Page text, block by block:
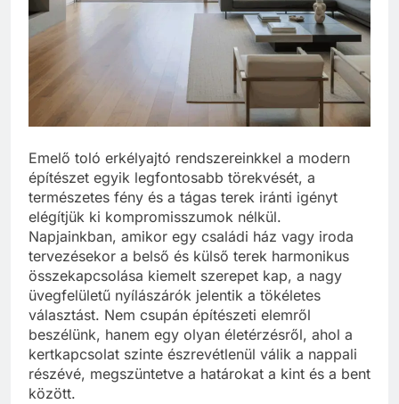
Emelő toló erkélyajtó rendszereinkkel a modern
építészet egyik legfontosabb törekvését, a
természetes fény és a tágas terek iránti igényt
elégítjük ki kompromisszumok nélkül.
Napjainkban, amikor egy családi ház vagy iroda
tervezésekor a belső és külső terek harmonikus
összekapcsolása kiemelt szerepet kap, a nagy
üvegfelületű nyílászárók jelentik a tökéletes
választást. Nem csupán építészeti elemről
beszélünk, hanem egy olyan életérzésről, ahol a
kertkapcsolat szinte észrevétlenül válik a nappali
részévé, megszüntetve a határokat a kint és a bent
között.